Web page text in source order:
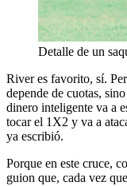
Detalle de un
River es favorito, sí.
depende de cuotas,
dinero inteligente va a
tocar el 1X2 y va a
ya escribió.
Porque en este cruce,
guion que, cada vez